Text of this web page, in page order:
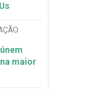
maior